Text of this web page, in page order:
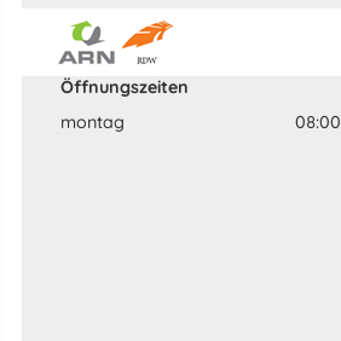
Öffnungszeiten
montag
08:00